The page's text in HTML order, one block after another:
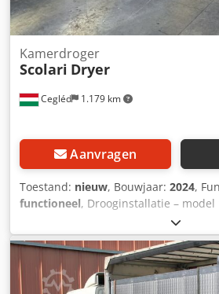
Cegléd 1.179 km
Kamerdroger
Scolari Dryer
Aanvragen
Toestand: nieuw, Bouwjaar: 2024,
functioneel, Drooginstallatie – model
met transportband) Dcedpoua D U
een hoogwaardige drooginstallatie
drogen van houtzaagsel, oogst,
grondstoffen voor de
droger is geheel nieuw, in originele